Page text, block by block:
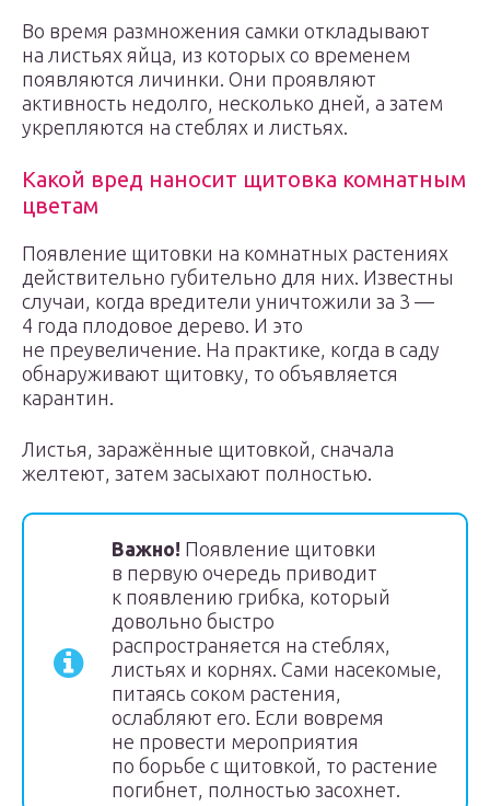
Во время размножения самки откладывают
на листьях яйца, из которых со временем
появляются личинки. Они проявляют
активность недолго, несколько дней, а затем
укрепляются на стеблях и листьях.
Какой вред наносит щитовка комнатным
цветам
Появление щитовки на комнатных растениях
действительно губительно для них. Известны
случаи, когда вредители уничтожили за 3 —
4 года плодовое дерево. И это
не преувеличение. На практике, когда в саду
обнаруживают щитовку, то объявляется
карантин.
Листья, заражённые щитовкой, сначала
желтеют, затем засыхают полностью.
Важно! Появление щитовки
в первую очередь приводит
к появлению грибка, который
довольно быстро
распространяется на стеблях,
листьях и корнях. Сами насекомые,
питаясь соком растения,
ослабляют его. Если вовремя
не провести мероприятия
по борьбе с щитовкой, то растение
погибнет, полностью засохнет.